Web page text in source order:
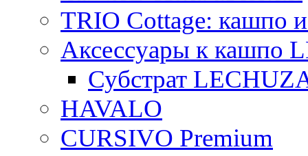
TRIO Cottage: кашпо
Аксессуары к кашпо
Субстрат
HAVALO
CURSIVO Premium